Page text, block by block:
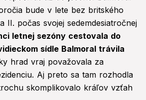
bude v lete bez britského
II. počas svojej sedemdesiatročnej
letnej sezóny cestovala do
sídle Balmoral trávila
hrad vraj považovala za
Aj preto sa tam rozhodla
skomplikovalo kráľov vzťah